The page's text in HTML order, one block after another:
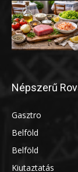
Népszerű
Gasztro
Belföld
Belföld
Kiutaztatás